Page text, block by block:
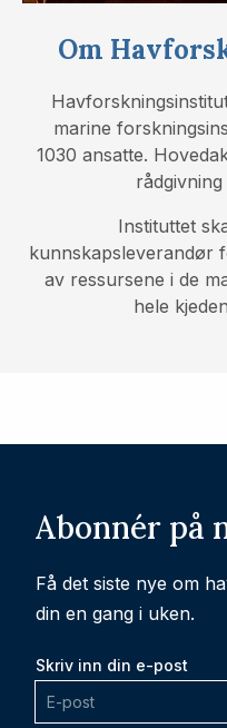
Om
marine
1030 ansatte.
Instituttet
kunnskapsleverandør
av ressursene i de
hele
Abonnér på
Få det siste nye om
din en gang i uken.
Skriv inn din e-post